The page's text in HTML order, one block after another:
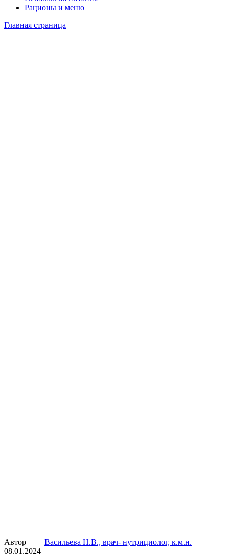
Рационы и меню
Главная страница
Автор
Васильева Н.В., врач- нутрициолог, к.м.н.
08.01.2024